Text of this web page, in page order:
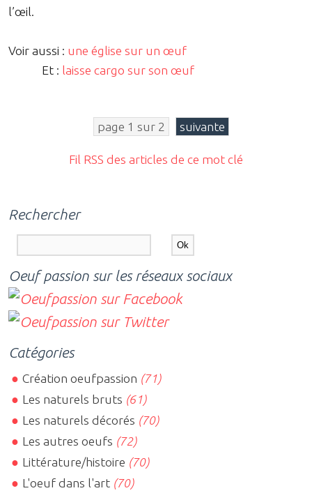
l’œil.
Voir aussi : une église sur un œuf
Et : laisse cargo sur son œuf
page 1 sur 2 suivante
Fil RSS des articles de ce mot clé
Rechercher
Oeuf passion sur les réseaux sociaux
Catégories
Création oeufpassion (71)
Les naturels bruts (61)
Les naturels décorés (70)
Les autres oeufs (72)
Littérature/histoire (70)
L'oeuf dans l'art (70)